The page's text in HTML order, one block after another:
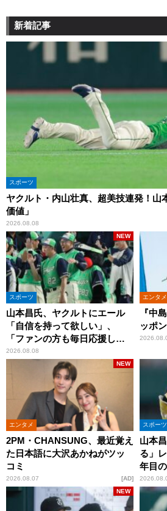
新着記事
スポーツ
ヤクルト・内山壮真、超美技連発！山
価値」
2026.08.08
スポーツ
山本昌氏、ヤクルトにエール
「自信を持って欲しい」、
「ファンの方も毎日応援して
くれています」
2026.08.08
NEW
エンタメ
『中
ッポ
エンタメ
2PM・CHANSUNG、最近覚え
た日本語に大沢あかねがツッ
コミ
2026.08.07
NEW
AD
スポーツ
山本
る」
年目
NEW